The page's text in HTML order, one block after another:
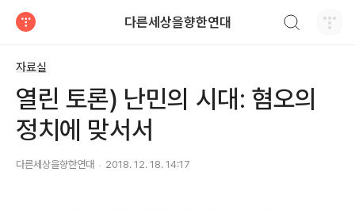
다른세상을향한연대
자료실
열린 토론) 난민의 시대: 혐오의
정치에 맞서서
다른세상을향한연대 2018. 12. 18. 14:17